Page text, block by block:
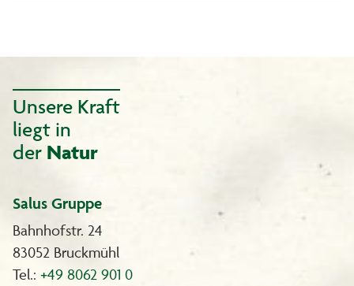
Unsere Kraft
liegt in
der Natur
Salus Gruppe
Bahnhofstr. 24
83052 Bruckmühl
Tel.: +49 8062 901 0